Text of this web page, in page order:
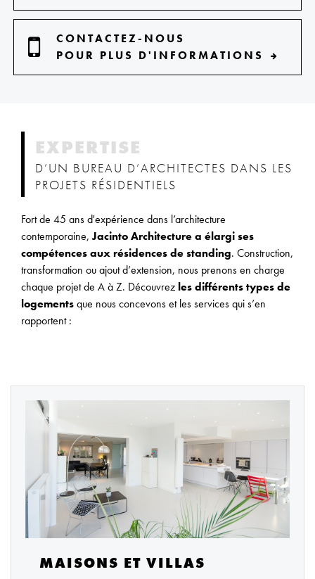
CONTACTEZ-NOUS
POUR PLUS D'INFORMATIONS
EXPERTISE
D’UN BUREAU D’ARCHITECTES DANS LES
PROJETS RÉSIDENTIELS
Fort de 45 ans d'expérience dans l’architecture
contemporaine,Jacinto Architecture a élargi ses
compétences aux résidences de standing. Construction,
transformation ou ajout d’extension, nous prenons en charge
chaque projet de A à Z. Découvrez les différents types de
logementsque nous concevons et les services qui s’en
rapportent :
MAISONS ET VILLAS